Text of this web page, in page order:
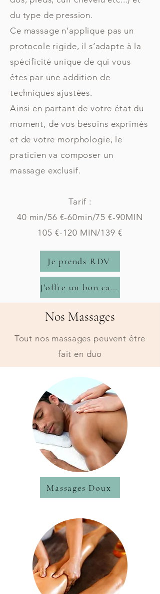
du type de pression.
Ce massage n’applique pas un
protocole rigide, il s’adapte à la
spécificité unique de qui vous
êtes par une addition de
techniques ajustées.
Ainsi en partant de votre état du
moment, de vos besoins exprimés
et de votre morphologie, le
praticien va composer un
massage exclusif.
Tarif :
40 min/56 €-60min/75 €-90MIN
105 €-120 MIN/139 €
Je prends RDV
J'offre un bon cadeau
Nos Massages
Tout nos massages peuvent être
fait en duo
Massages Doux